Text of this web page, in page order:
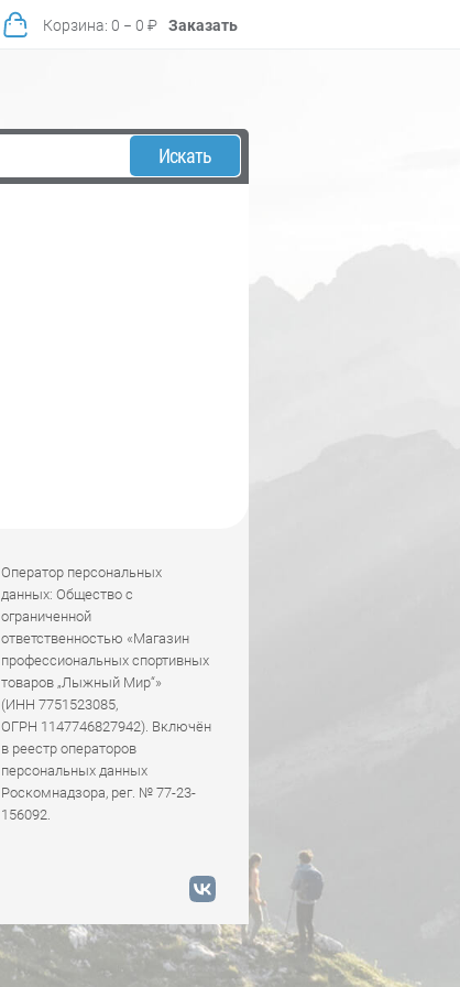
Корзина: 0 − 0 ₽ Заказать
Искать
Оператор персональных
данных: Общество с
ограниченной
ответственностью «Магазин
профессиональных спортивных
товаров „Лыжный Мир“»
(ИНН 7751523085,
ОГРН 1147746827942). Включён
в реестр операторов
персональных данных
Роскомнадзора, рег. № 77-23-
156092.